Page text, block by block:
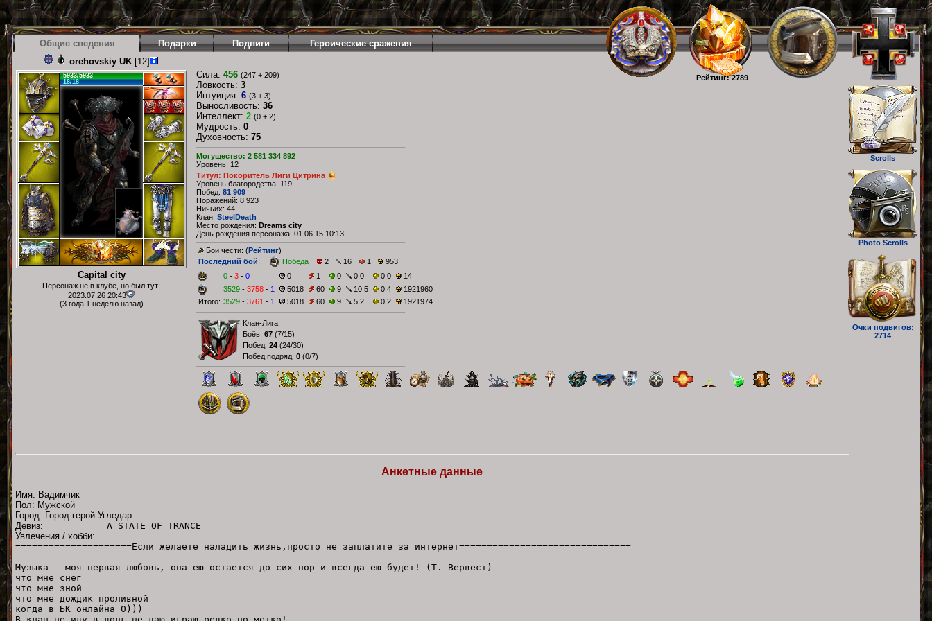
Рейтинг: 2789
Scrolls
Photo Scrolls
Очки подвигов:
2714
Общие сведения Подарки Подвиги
Героические сражения
orehovskiy UK [12]
5933/5933
18/18
Capital city
Персонаж не в клубе, но был тут:
2023.07.26 20:43
(3 года 1 неделю назад)
Сила: 456 (247 + 209)
Ловкость: 3
Интуиция: 6 (3 + 3)
Выносливость: 36
Интеллект: 2 (0 + 2)
Мудрость: 0
Духовность: 75
Могущество: 2 581 334 892
Уровень: 12
Титул: Покоритель Лиги Цитрина
Уровень благородства: 119
Побед: 81 909
Поражений: 8 923
Ничьих: 44
Клан: SteelDeath
Место рождения: Dreams city
День рождения персонажа: 01.06.15 10:13
Бои чести: (Рейтинг)
Последний бой: Победа 2 16 1
953
0 - 3 - 0 0 1 0 0.0 0.0
14
3529 - 3758 - 1 5018 60 9 10.5 0.4
1921960
Итого: 3529 - 3761 - 1 5018 60 9 5.2 0.2 1921974
Клан-Лига:
Боёв: 67 (7/15)
Побед: 24 (24/30)
Побед подряд: 0 (0/7)
Анкетные данные
Имя: Вадимчик
Пол: Мужской
Город: Город-герой Угледар
Девиз: ===========A STATE OF TRANCE===========
Увлечения / хобби:
=====================Если желаете наладить жизнь,просто не заплатите за интернет===============================
Музыка – моя первая любовь, она ею остается до сих пор и всегда ею будет! (Т. Вервест)
что мне снег
что мне зной
что мне дождик проливной
когда в БК онлайна 0)))